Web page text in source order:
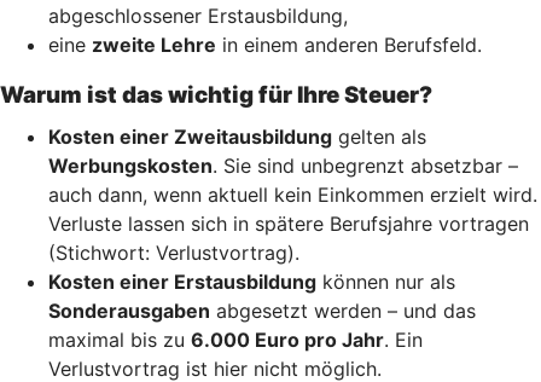
abgeschlossener Erstausbildung,
eine zweite Lehre in einem anderen Berufsfeld.
Warum ist das wichtig für Ihre Steuer?
Kosten einer Zweitausbildung gelten als
Werbungskosten. Sie sind unbegrenzt absetzbar –
auch dann, wenn aktuell kein Einkommen erzielt wird.
Verluste lassen sich in spätere Berufsjahre vortragen
(Stichwort: Verlustvortrag).
Kosten einer Erstausbildung können nur als
Sonderausgaben abgesetzt werden – und das
maximal bis zu 6.000 Euro pro Jahr. Ein
Verlustvortrag ist hier nicht möglich.